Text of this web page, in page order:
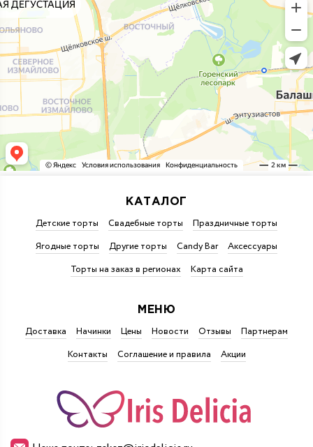
КАТАЛОГ
Детские торты Свадебные торты
Праздничные торты
Ягодные торты
Другие торты Candy Bar
Аксессуары
Торты на заказ в регионах
Карта сайта
МЕНЮ
Доставка Начинки Цены Новости Отзывы
Партнерам
Контакты
Соглашение и правила Акции